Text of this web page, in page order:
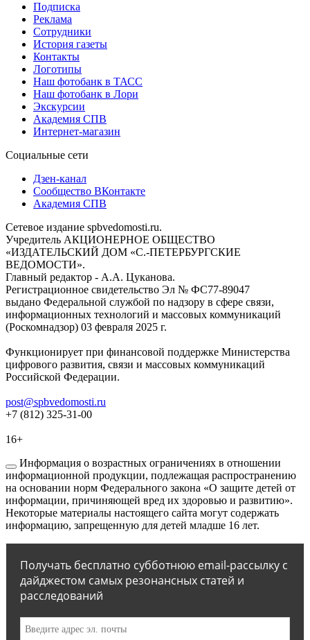
Подписка
Реклама
Сотрудники
История газеты
Контакты
Логотипы
Наш фотобанк в ТАСС
Наш фотобанк в Лори
Экскурсии
Академия СПВ
Интернет-магазин
Социальные сети
Дзен-канал
Сообщество ВКонтакте
Академия СПВ
Сетевое издание spbvedomosti.ru.
Учредитель АКЦИОНЕРНОЕ ОБЩЕСТВО
«ИЗДАТЕЛЬСКИЙ ДОМ «С.-ПЕТЕРБУРГСКИЕ
ВЕДОМОСТИ».
Главный редактор - А.А. Цуканова.
Регистрационное свидетельство Эл № ФС77-89047
выдано Федеральной службой по надзору в сфере связи,
информационных технологий и массовых коммуникаций
(Роскомнадзор) 03 февраля 2025 г.
Функционирует при финансовой поддержке Министерства
цифрового развития, связи и массовых коммуникаций
Российской Федерации.
post@spbvedomosti.ru
+7 (812) 325-31-00
16+
Информация о возрастных ограничениях в отношении
информационной продукции, подлежащая распространению
на основании норм Федерального закона «О защите детей от
информации, причиняющей вред их здоровью и развитию».
Некоторые материалы настоящего сайта могут содержать
информацию, запрещенную для детей младше 16 лет.
Получать бесплатно субботнюю email-рассылку с
дайджестом самых резонансных статей и
расследований